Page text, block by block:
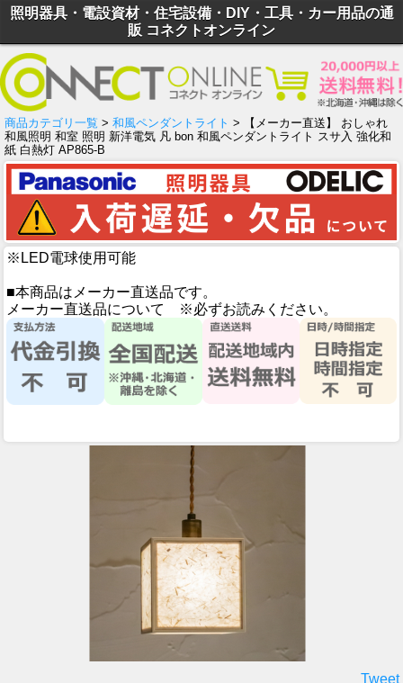
照明器具・電設資材・住宅設備・DIY・工具・カー用品の通
販 コネクトオンライン
商品カテゴリ一覧 > 和風ペンダントライト > 【メーカー直送】 おしゃれ
和風照明 和室 照明 新洋電気 凡 bon 和風ペンダントライト スサ入 強化和
紙 白熱灯 AP865-B
※LED電球使用可能
■本商品はメーカー直送品です。
メーカー直送品について ※必ずお読みください。
Tweet